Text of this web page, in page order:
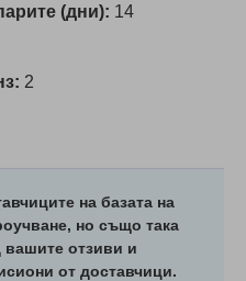
(дни): 14
2
на базата на
но също така
отзиви и
от доставчици.